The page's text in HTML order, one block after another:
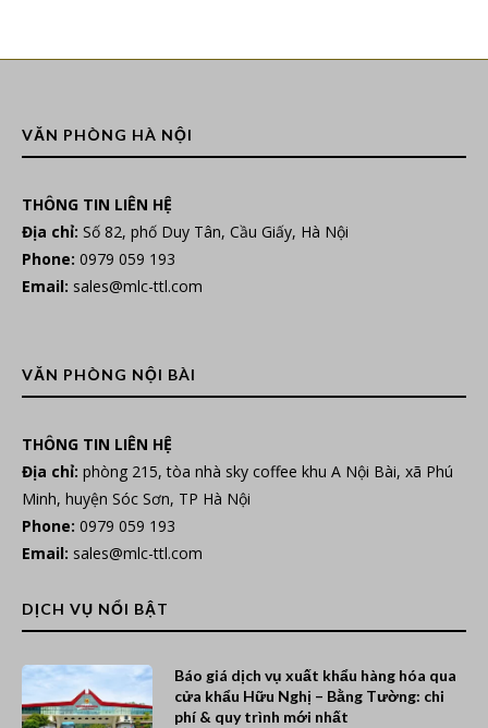
VĂN PHÒNG HÀ NỘI
THÔNG TIN LIÊN HỆ
Địa chỉ: Số 82, phố Duy Tân, Cầu Giấy, Hà Nội
Phone: 0979 059 193
Email: sales@mlc-ttl.com
VĂN PHÒNG NỘI BÀI
THÔNG TIN LIÊN HỆ
Địa chỉ: phòng 215, tòa nhà sky coffee khu A Nội Bài, xã Phú
Minh, huyện Sóc Sơn, TP Hà Nội
Phone: 0979 059 193
Email: sales@mlc-ttl.com
DỊCH VỤ NỔI BẬT
Báo giá dịch vụ xuất khẩu hàng hóa qua
cửa khẩu Hữu Nghị – Bằng Tường: chi
phí & quy trình mới nhất